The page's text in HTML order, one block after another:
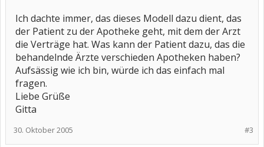
Ich dachte immer, das dieses Modell dazu dient, das
der Patient zu der Apotheke geht, mit dem der Arzt
die Verträge hat. Was kann der Patient dazu, das die
behandelnde Ärzte verschieden Apotheken haben?
Aufsässig wie ich bin, würde ich das einfach mal
fragen.
Liebe Grüße
Gitta
#3
30. Oktober 2005